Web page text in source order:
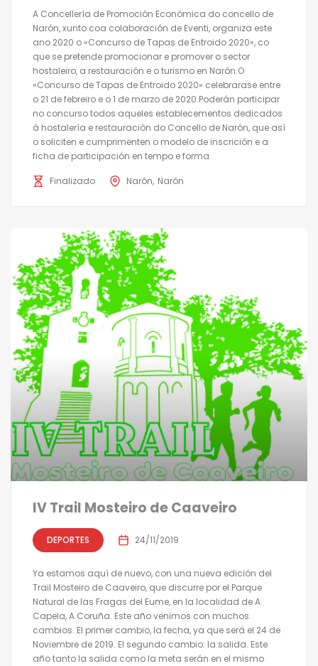
A Concellería de Promoción Económica do concello de
Narón, xunto coa colaboración de Eventi, organiza este
ano 2020 o «Concurso de Tapas de Entroido 2020», co
que se pretende promocionar e promover o sector
hostaleiro, a restauración e o turismo en Narón.O
«Concurso de Tapas de Entroido 2020» celebrarase entre
o 21 de febreiro e o 1 de marzo de 2020.Poderán participar
no concurso todos aqueles establecementos dedicados
á hostalería e restauración do Concello de Narón, que así
o soliciten e cumprimenten o modelo de inscrición e a
ficha de participación en tempo e forma.
Finalizado Narón Narón
IV Trail Mosteiro de Caaveiro
DEPORTES 24/11/2019
Ya estamos aquí de nuevo, con una nueva edición del
Trail Mosteiro de Caaveiro, que discurre por el Parque
Natural de las Fragas del Eume, en la localidad de A
Capela, A Coruña. Este año venimos con muchos
cambios. El primer cambio, la fecha, ya que será el 24 de
Noviembre de 2019. El segundo cambio: la salida. Este
año tanto la salida como la meta serán en el mismo